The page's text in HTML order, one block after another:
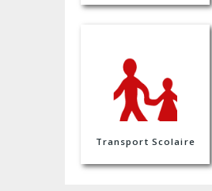
Transport Scolaire